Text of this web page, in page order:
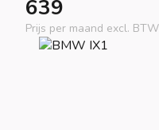
639
Prijs per maand excl. BTW